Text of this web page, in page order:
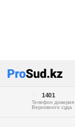
1401
Телефон доверия
Верховного суда